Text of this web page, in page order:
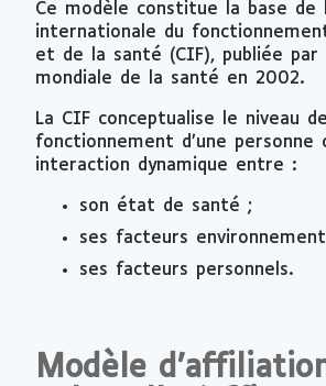
Ce modèle constitue la base de
internationale du
et de la santé (CIF), publiée par
mondiale de la santé en 2002.
La CIF conceptualise le niveau de
fonctionnement d’une personne
interaction dynamique entre :
son état de santé ;
ses facteurs
ses facteurs personnels.
Modèle